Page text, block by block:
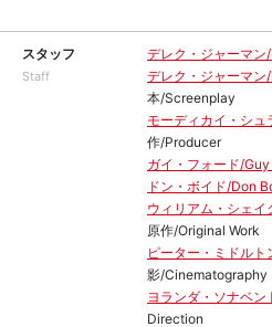
スタッフ
Staff
デレク・ジャーマ
デレク・ジャーマ
本/Screenplay
モーディカイ・シ
作/Producer
ガイ・フォード/
ドン・ボイド/Don
ウィリアム・シェ
原作/Original Work
ピーター・ミドル
影/Cinematography
ヨランダ・ソナベ
Direction